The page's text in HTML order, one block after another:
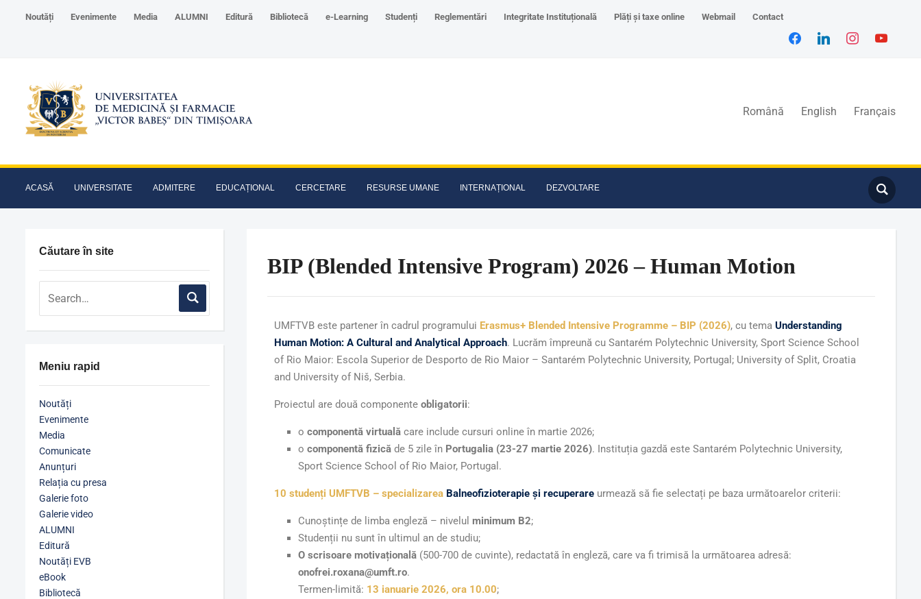
Noutăți Evenimente Media ALUMNI Editură Bibliotecă e-Learning Studenți Reglementări Integritate Instituțională Plăți și taxe online Webmail Contact
Română English Français
ACASĂ UNIVERSITATE ADMITERE EDUCAȚIONAL CERCETARE RESURSE UMANE INTERNAȚIONAL DEZVOLTARE
Căutare în site
Meniu rapid
Noutăți
Evenimente
Media
Comunicate
Anunțuri
Relația cu presa
Galerie foto
Galerie video
ALUMNI
Editură
Noutăți EVB
eBook
Bibliotecă
BIP (Blended Intensive Program) 2026 – Human Motion
UMFTVB este partener în cadrul programului Erasmus+ Blended Intensive Programme – BIP (2026), cu tema Understanding
Human Motion: A Cultural and Analytical Approach. Lucrăm împreună cu Santarém Polytechnic University, Sport Science School
of Rio Maior: Escola Superior de Desporto de Rio Maior – Santarém Polytechnic University, Portugal; University of Split, Croatia
and University of Niš, Serbia.
Proiectul are două componente obligatorii:
o componentă virtuală care include cursuri online în martie 2026;
o componentă fizică de 5 zile în Portugalia (23-27 martie 2026). Instituția gazdă este Santarém Polytechnic University,
Sport Science School of Rio Maior, Portugal.
10 studenți UMFTVB – specializarea Balneofizioterapie și recuperareurmează să fie selectați pe baza următoarelor criterii:
Cunoștințe de limba engleză – nivelul minimum B2;
Studenții nu sunt în ultimul an de studiu;
O scrisoare motivațională(500-700 de cuvinte), redactată în engleză, care va fi trimisă la următoarea adresă:
onofrei.roxana@umft.ro.
Termen-limită: 13 ianuarie 2026, ora 10.00;